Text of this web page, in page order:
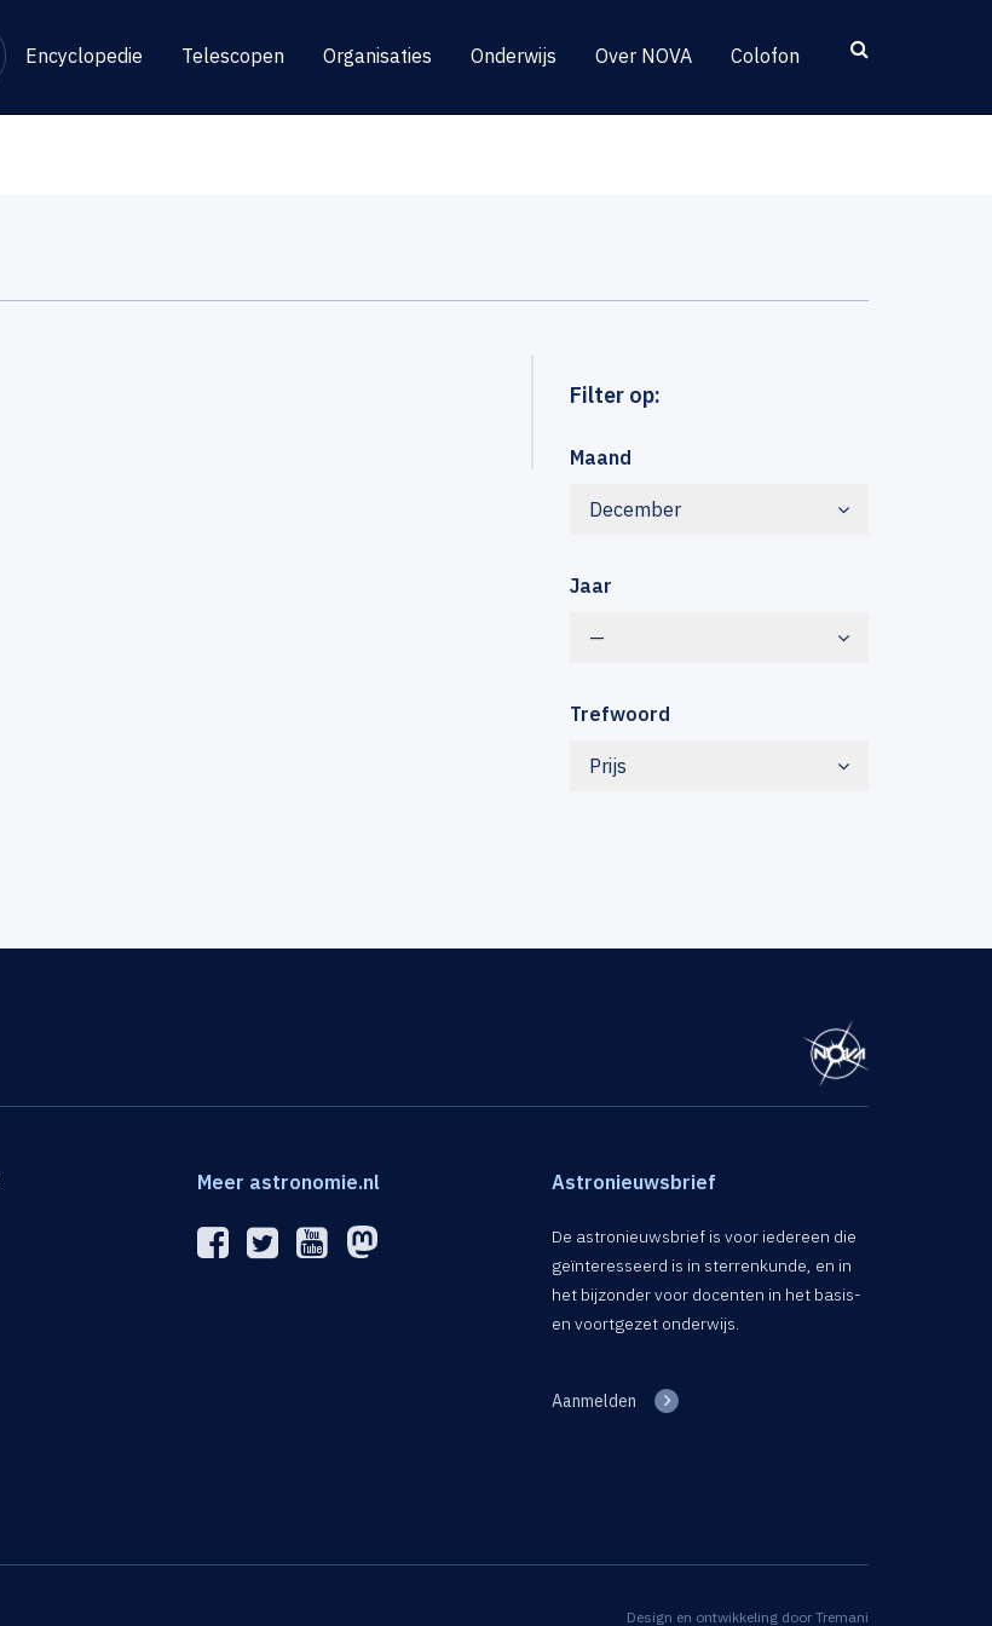
Encyclopedie Telescopen Organisaties Onderwijs Over NOVA Colofon
Filter op:
Maand
December
Jaar
—
Trefwoord
Prijs
Meer astronomie.nl Astronieuwsbrief
De astronieuwsbrief is voor iedereen die
geïnteresseerd is in sterrenkunde, en in
het bijzonder voor docenten in het basis-
en voortgezet onderwijs.
Aanmelden
Design en ontwikkeling door Tremani